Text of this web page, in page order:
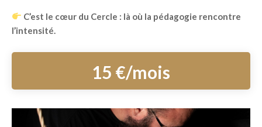
C’est le cœur du Cercle : là où la pédagogie rencontre
l’intensité.
15 €/mois